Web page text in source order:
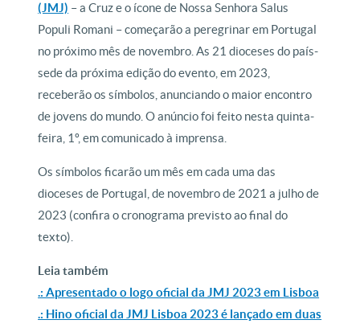
(JMJ) – a Cruz e o ícone de Nossa Senhora Salus
Populi Romani – começarão a peregrinar em Portugal
no próximo mês de novembro. As 21 dioceses do país-
sede da próxima edição do evento, em 2023,
receberão os símbolos, anunciando o maior encontro
de jovens do mundo. O anúncio foi feito nesta quinta-
feira, 1º, em comunicado à imprensa.
Os símbolos ficarão um mês em cada uma das
dioceses de Portugal, de novembro de 2021 a julho de
2023 (confira o cronograma previsto ao final do
texto).
Leia também
.: Apresentado o logo oficial da JMJ 2023 em Lisboa
.: Hino oficial da JMJ Lisboa 2023 é lançado em duas